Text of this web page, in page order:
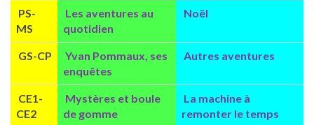
PS-
MS
Les aventures au
quotidien
Noël
GS-CP
Yvan Pommaux, ses
enquêtes
Autres aventures
CE1-
CE2
Mystères et boule
de gomme
La machine à
remonter le temps